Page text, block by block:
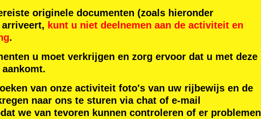
originele documenten (zoals hieronder
kunt u niet deelnemen aan de activiteit en
.
u moet verkrijgen en zorg ervoor dat u met deze
van onze activiteit foto's van uw rijbewijs en de
naar ons te sturen via chat of e-mail
we van tevoren kunnen controleren of er problemen